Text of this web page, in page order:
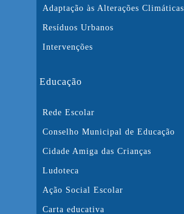
Adaptação às Alterações Climáticas
Resíduos Urbanos
Intervenções
Educação
Rede Escolar
Conselho Municipal de Educação
Cidade Amiga das Crianças
Ludoteca
Ação Social Escolar
Carta educativa